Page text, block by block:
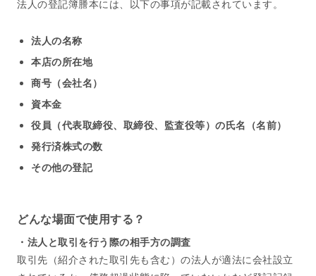
法人の登記簿謄本には、以下の事項が記載されています。
法人の名称
本店の所在地
商号（会社名）
資本金
役員（代表取締役、取締役、監査役等）の氏名（名前）
発行済株式の数
その他の登記
どんな場面で使用する？
・法人と取引を行う際の相手方の調査
取引先（紹介された取引先も含む）の法人が適法に会社設立